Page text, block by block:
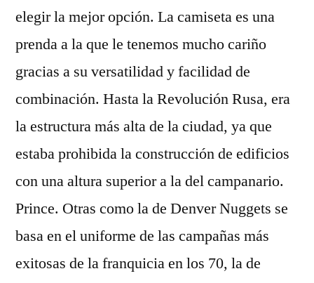
elegir la mejor opción. La camiseta es una
prenda a la que le tenemos mucho cariño
gracias a su versatilidad y facilidad de
combinación. Hasta la Revolución Rusa, era
la estructura más alta de la ciudad, ya que
estaba prohibida la construcción de edificios
con una altura superior a la del campanario.
Prince. Otras como la de Denver Nuggets se
basa en el uniforme de las campañas más
exitosas de la franquicia en los 70, la de